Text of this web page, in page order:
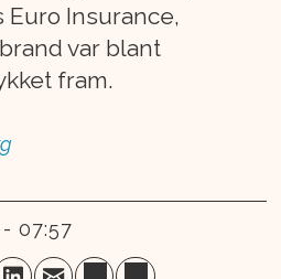
Insurance,
var blant
fram.
- 07:57